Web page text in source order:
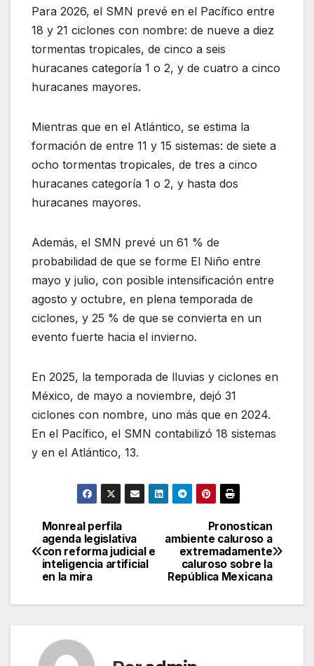
Para 2026, el SMN prevé en el Pacífico entre
18 y 21 ciclones con nombre: de nueve a diez
tormentas tropicales, de cinco a seis
huracanes categoría 1 o 2, y de cuatro a cinco
huracanes mayores.
Mientras que en el Atlántico, se estima la
formación de entre 11 y 15 sistemas: de siete a
ocho tormentas tropicales, de tres a cinco
huracanes categoría 1 o 2, y hasta dos
huracanes mayores.
Además, el SMN prevé un 61 % de
probabilidad de que se forme El Niño entre
mayo y julio, con posible intensificación entre
agosto y octubre, en plena temporada de
ciclones, y 25 % de que se convierta en un
evento fuerte hacia el invierno.
En 2025, la temporada de lluvias y ciclones en
México, de mayo a noviembre, dejó 31
ciclones con nombre, uno más que en 2024.
En el Pacífico, el SMN contabilizó 18 sistemas
y en el Atlántico, 13.
Navegación
de
Pronostican
ambiente caluroso a
extremadamente
caluroso sobre la
República Mexicana
Monreal perfila
agenda legislativa
con reforma judicial e
inteligencia artificial
en la mira